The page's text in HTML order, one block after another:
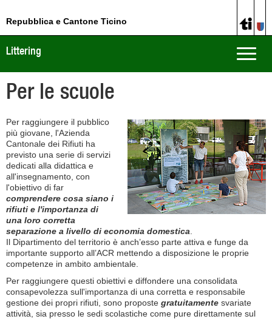
Repubblica e Cantone Ticino
Toggle
Littering
Per le scuole
Per raggiungere il pubblico
più giovane, l'Azienda
Cantonale dei Rifiuti ha
previsto una serie di servizi
dedicati alla didattica e
all'insegnamento, con
l'obiettivo di far
comprendere cosa siano i
rifiuti e l'importanza di
una loro corretta
separazione a livello di economia domestica
Il Dipartimento del territorio è anch’esso parte attiva e funge da
importante supporto all’ACR mettendo a disposizione le proprie
competenze in ambito ambientale.
Per raggiungere questi obiettivi e diffondere una consolidata
consapevolezza sull'importanza di una corretta e responsabile
gestione dei propri rifiuti, sono proposte gratuitamente svariate
attività, sia presso le sedi scolastiche come pure direttamente sul